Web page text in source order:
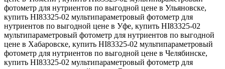
фотометр для нутриентов по выгодной цене в Ульяновске,
купить HI83325-02 мультипараметровый фотометр для
нутриентов по выгодной цене в Уфе, купить HI83325-02
мультипараметровый фотометр для нутриентов по выгодной
цене в Хабаровске, купить HI83325-02 мультипараметровый
фотометр для нутриентов по выгодной цене в Челябинске,
купить HI83325-02 мультипараметровый фотометр для